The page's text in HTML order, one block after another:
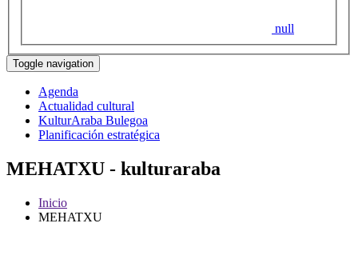
null
Toggle navigation
Agenda
Actualidad cultural
KulturAraba Bulegoa
Planificación estratégica
MEHATXU - kulturaraba
Inicio
MEHATXU